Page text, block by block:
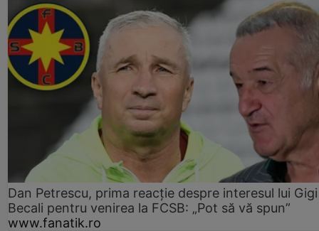
Dan Petrescu, prima reacție despre interesul lui Gigi
Becali pentru venirea la FCSB: „Pot să vă spun”
www.fanatik.ro